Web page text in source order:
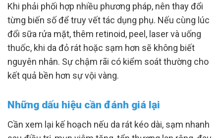
Khi phải phối hợp nhiều phương pháp, nên thay đổi
từng biến số để truy vết tác dụng phụ. Nếu cùng lúc
đổi sữa rửa mặt, thêm retinoid, peel, laser và uống
thuốc, khi da đỏ rát hoặc sạm hơn sẽ không biết
nguyên nhân. Sự chậm rãi có kiểm soát thường cho
kết quả bền hơn sự vội vàng.
Những dấu hiệu cần đánh giá lại
Cần xem lại kế hoạch nếu da rát kéo dài, sạm nhanh